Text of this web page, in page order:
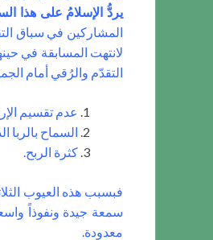
يردُّ الإسلامُ على هذا
المشاركين في سباق
لانتهت المسابقة في
التقدّم والرُقي أمام
عدم تقسيم
السماح
كثرة الربح.
فبسبب هذه العيوب
سمعة جيدة ونفوذاً
معدودة.